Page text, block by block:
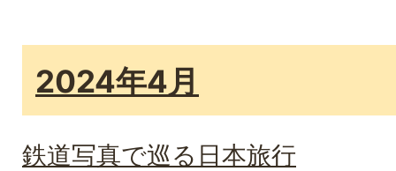
2024年4月
鉄道写真で巡る日本旅行